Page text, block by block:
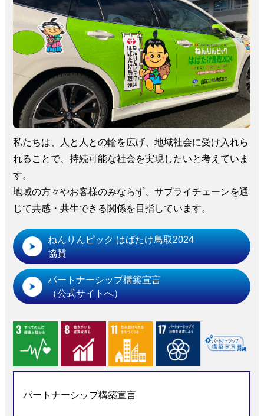
私たちは、人と人との輪を広げ、地域社会に受け入れら
れることで、持続可能な社会を実現したいと考えていま
す。
地域の方々やお客様のみならず、サプライチェーンを通
じて共感・共生できる関係を目指しています。
ねんりんピック はばたけ鳥取2024
協賛
パートナーシップ構築宣言
（公式サイトへ）
パートナーシップ構築宣言